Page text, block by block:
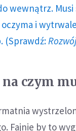
wewnątrz. Musi
i
(Sprawdź:
czym
Fajnie by to